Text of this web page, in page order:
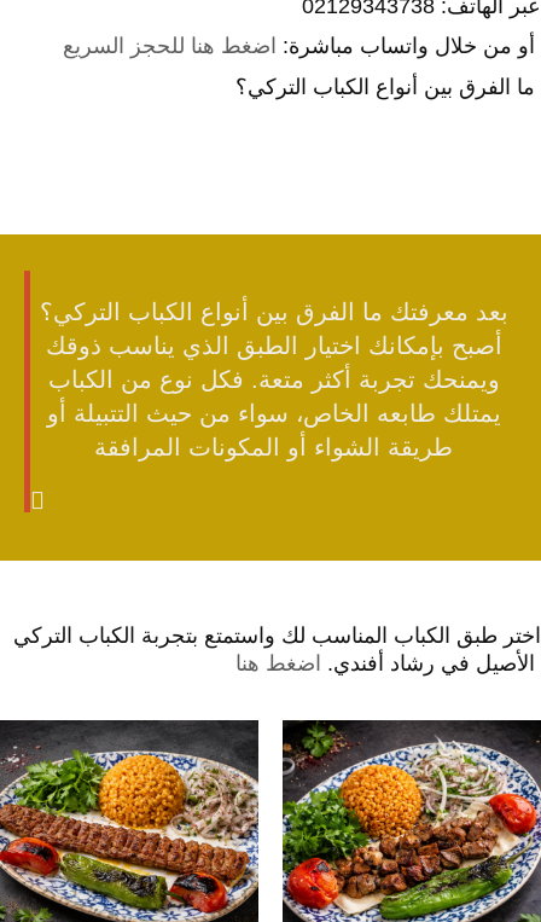
عبر الهاتف: 02129343738
أو من خلال واتساب مباشرة: اضغط هنا للحجز السريع
بعد معرفتك ما الفرق بين أنواع الكباب التركي؟
أصبح بإمكانك اختيار الطبق الذي يناسب ذوقك
ويمنحك تجربة أكثر متعة. فكل نوع من الكباب
يمتلك طابعه الخاص، سواء من حيث التتبيلة أو
طريقة الشواء أو المكونات المرافقة
اختر طبق الكباب المناسب لك واستمتع بتجربة الكباب التركي
الأصيل في رشاد أفندي.